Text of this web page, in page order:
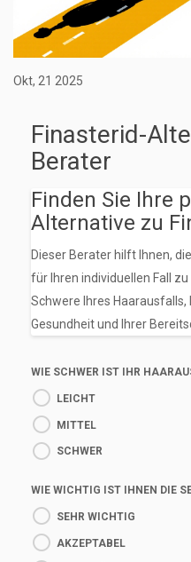
Okt, 21 2025
Finasterid-
Berater
Finden Sie Ihre
Alternative zu
Dieser Berater hilft Ihnen,
für Ihren individuellen Fall
Schwere Ihres
Gesundheit und Ihrer
WIE SCHWER IST IHR
LEICHT
MITTEL
SCHWER
WIE WICHTIG IST IHNEN DIE
SEHR WICHTIG
AKZEPTABEL